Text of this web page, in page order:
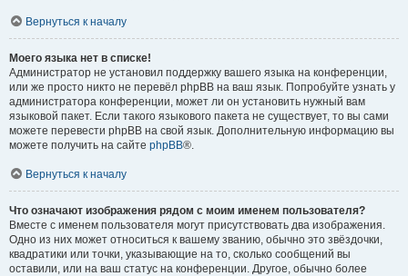
Вернуться к началу
Моего языка нет в списке!
Администратор не установил поддержку вашего языка на конференции,
или же просто никто не перевёл phpBB на ваш язык. Попробуйте узнать у
администратора конференции, может ли он установить нужный вам
языковой пакет. Если такого языкового пакета не существует, то вы сами
можете перевести phpBB на свой язык. Дополнительную информацию вы
можете получить на сайте phpBB®.
Вернуться к началу
Что означают изображения рядом с моим именем пользователя?
Вместе с именем пользователя могут присутствовать два изображения.
Одно из них может относиться к вашему званию, обычно это звёздочки,
квадратики или точки, указывающие на то, сколько сообщений вы
оставили, или на ваш статус на конференции. Другое, обычно более